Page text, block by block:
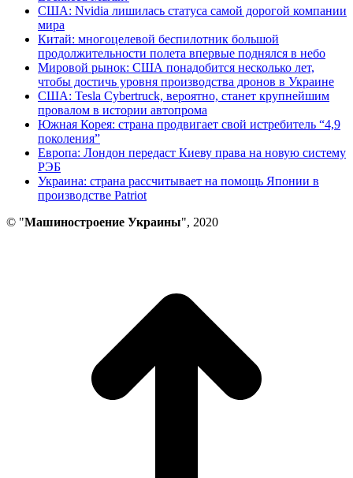
США: Nvidia лишилась статуса самой дорогой компании
мира
Китай: многоцелевой беспилотник большой
продолжительности полета впервые поднялся в небо
Мировой рынок: США понадобится несколько лет,
чтобы достичь уровня производства дронов в Украине
США: Tesla Cybertruck, вероятно, станет крупнейшим
провалом в истории автопрома
Южная Корея: страна продвигает свой истребитель “4,9
поколения”
Европа: Лондон передаст Киеву права на новую систему
РЭБ
Украина: страна рассчитывает на помощь Японии в
производстве Patriot
© "Машиностроение Украины", 2020